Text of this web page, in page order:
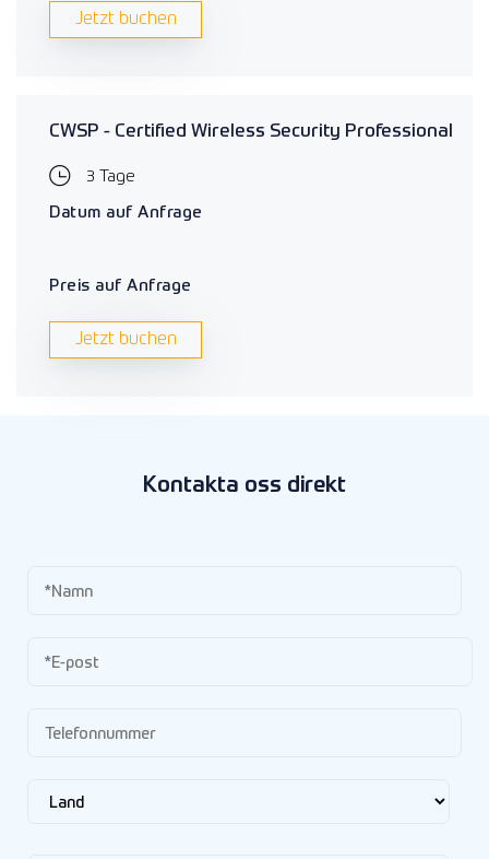
Jetzt buchen
CWSP - Certified Wireless Security Professional
3 Tage
Datum auf Anfrage
Preis auf Anfrage
Jetzt buchen
Kontakta oss direkt